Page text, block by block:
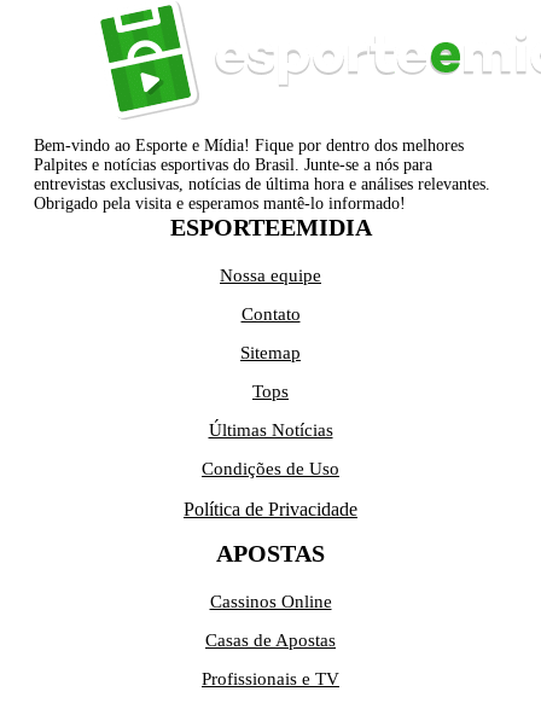
Bem-vindo ao Esporte e Mídia! Fique por dentro dos melhores
Palpites e notícias esportivas do Brasil. Junte-se a nós para
entrevistas exclusivas, notícias de última hora e análises relevantes.
Obrigado pela visita e esperamos mantê-lo informado!
ESPORTEEMIDIA
Nossa equipe
Contato
Sitemap
Tops
Últimas Notícias
Condições de Uso
Política de Privacidade
APOSTAS
Cassinos Online
Casas de Apostas
Profissionais e TV